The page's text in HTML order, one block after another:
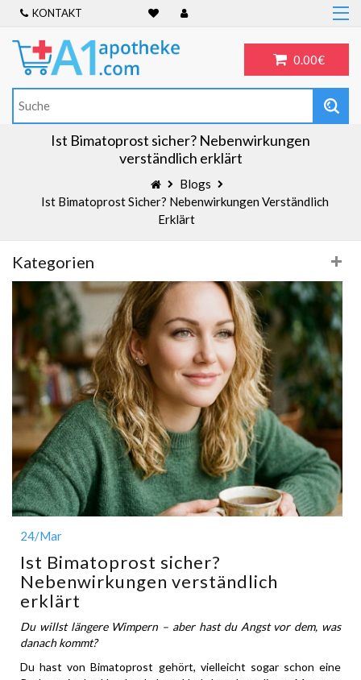
KONTAKT
0.00€
Home
Frauengesundheit
ADHS
Allergien
Ist Bimatoprost sicher? Nebenwirkungen
verständlich erklärt
Blogs
Ist Bimatoprost Sicher? Nebenwirkungen Verständlich
Erklärt
Kategorien
24/Mar
Ist Bimatoprost sicher?
Nebenwirkungen verständlich
erklärt
Du willst längere Wimpern – aber hast du Angst vor dem, was
danach kommt?
Du hast von Bimatoprost gehört, vielleicht sogar schon eine